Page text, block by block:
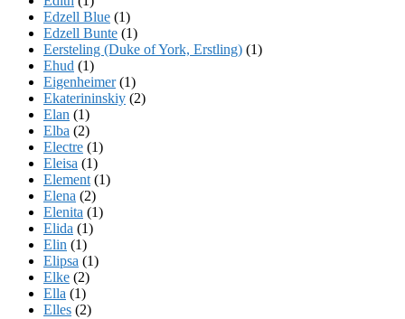
Edzell Blue (1)
Edzell Bunte (1)
Eersteling (Duke of York, Erstling) (1)
Ehud (1)
Eigenheimer(1)
Ekaterininskiy (2)
Elan (1)
Elba (2)
Electre (1)
Eleisa (1)
Element (1)
Elena (2)
Elenita (1)
Elida (1)
Elin (1)
Elipsa (1)
Elke (2)
Ella (1)
Elles (2)